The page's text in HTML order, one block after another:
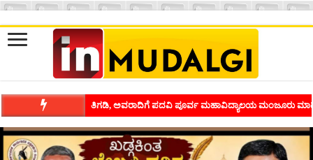
ಶಿವಾಪುರದಲ್ಲಿ ಕವಿಗೋಷ್ಠಿಯ ಸಂಭ್ರಮ ಭಾವನೆಗಳನ್ನು ಕಟ್ಟಿಕೊಡುವ